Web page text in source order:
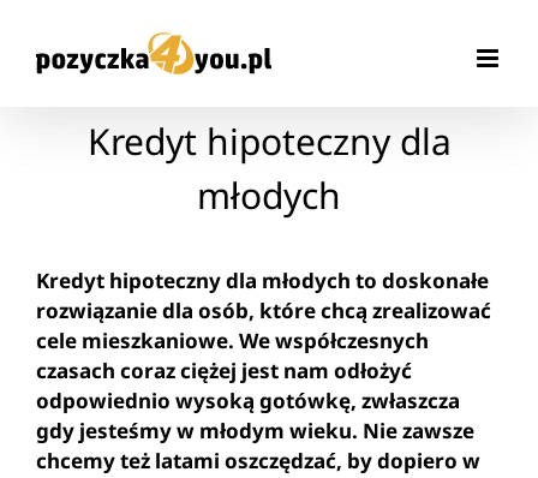
zawartości
Kredyt hipoteczny dla
młodych
Kredyt hipoteczny dla młodych to doskonałe
rozwiązanie dla osób, które chcą zrealizować
cele mieszkaniowe. We współczesnych
czasach coraz ciężej jest nam odłożyć
odpowiednio wysoką gotówkę, zwłaszcza
gdy jesteśmy w młodym wieku. Nie zawsze
chcemy też latami oszczędzać, by dopiero w